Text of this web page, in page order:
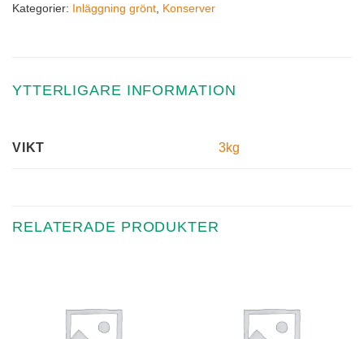
Kategorier: Inläggning grönt Konserver
YTTERLIGARE INFORMATION
VIKT 3kg
RELATERADE PRODUKTER